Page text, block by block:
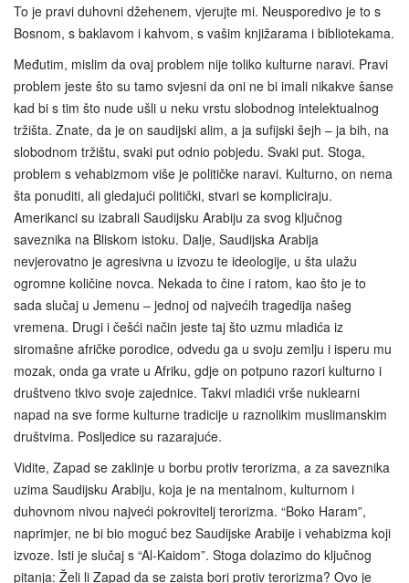
To je pravi duhovni džehenem, vjerujte mi. Neusporedivo je to s
Bosnom, s baklavom i kahvom, s vašim knjižarama i bibliotekama.
Međutim, mislim da ovaj problem nije toliko kulturne naravi. Pravi
problem jeste što su tamo svjesni da oni ne bi imali nikakve šanse
kad bi s tim što nude ušli u neku vrstu slobodnog intelektualnog
tržišta. Znate, da je on saudijski alim, a ja sufijski šejh – ja bih, na
slobodnom tržištu, svaki put odnio pobjedu. Svaki put. Stoga,
problem s vehabizmom više je političke naravi. Kulturno, on nema
šta ponuditi, ali gledajući politički, stvari se kompliciraju.
Amerikanci su izabrali Saudijsku Arabiju za svog ključnog
saveznika na Bliskom istoku. Dalje, Saudijska Arabija
nevjerovatno je agresivna u izvozu te ideologije, u šta ulažu
ogromne količine novca. Nekada to čine i ratom, kao što je to
sada slučaj u Jemenu – jednoj od najvećih tragedija našeg
vremena. Drugi i češći način jeste taj što uzmu mladića iz
siromašne afričke porodice, odvedu ga u svoju zemlju i isperu mu
mozak, onda ga vrate u Afriku, gdje on potpuno razori kulturno i
društveno tkivo svoje zajednice. Takvi mladići vrše nuklearni
napad na sve forme kulturne tradicije u raznolikim muslimanskim
društvima. Posljedice su razarajuće.
Vidite, Zapad se zaklinje u borbu protiv terorizma, a za saveznika
uzima Saudijsku Arabiju, koja je na mentalnom, kulturnom i
duhovnom nivou najveći pokrovitelj terorizma. “Boko Haram”,
naprimjer, ne bi bio moguć bez Saudijske Arabije i vehabizma koji
izvoze. Isti je slučaj s “Al-Kaidom”. Stoga dolazimo do ključnog
pitanja: Želi li Zapad da se zaista bori protiv terorizma? Ovo je